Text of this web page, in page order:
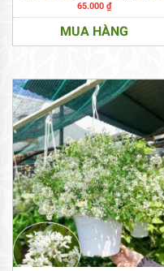
65.000 ₫
MUA HÀNG